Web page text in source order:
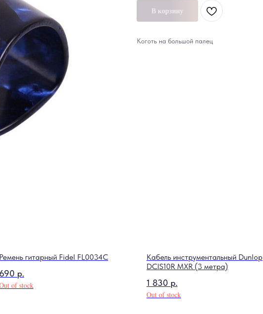
В корзину
Коготь на большой палец
Ремень гитарный Fidel FL0034C
690 р.
of stock
Кабель инструментальный Dunlop
DCIS10R MXR (3 метра)
1 830 р.
Out of stock